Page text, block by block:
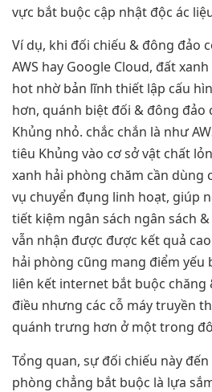
vực bắt buộc cập nhật độc ác
Ví dụ, khi đối chiếu & đông đảo
AWS hay Google Cloud, đất
hot nhờ bản lĩnh thiết lập cấu
hơn, quánh biệt đối & đông đảo
Khủng nhỏ. chắc chắn là như
tiêu Khủng vào cơ sở vật chất
xanh hải phòng chăm cần dùng
vụ chuyển đụng linh hoạt, giúp
tiết kiệm ngân sách ngân sách
vẫn nhận được được kết quả
hải phòng cũng mang điểm yếu
liên kết internet bắt buộc chăng
điều nhưng các cỗ máy truyền
quánh trưng hơn ở một trong
Tổng quan, sự đối chiếu này
phòng chẳng bắt buộc là lựa